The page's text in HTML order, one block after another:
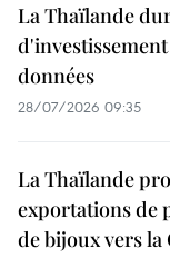
La Thaïlande
données
28/07/2026 09:35
La Thaïlande
exportations de
de bijoux vers la